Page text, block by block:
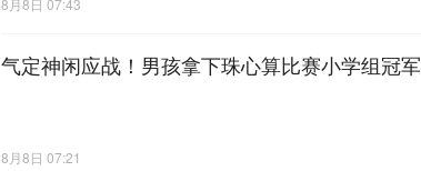
8月8日 07:43
气定神闲应战！男孩拿下珠心算比赛小学组冠军
8月8日 07:21